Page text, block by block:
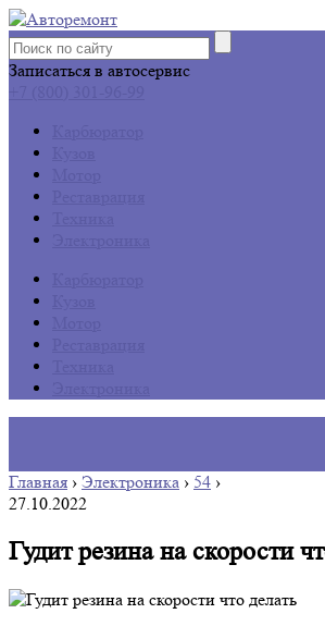
Записаться в автосервис
Главная › Электроника › 54 ›
27.10.2022
Гудит резина на скорости